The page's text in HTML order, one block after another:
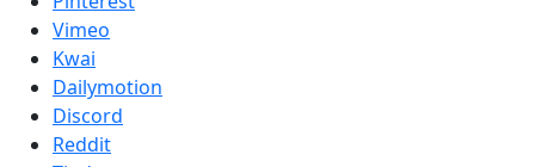
Vimeo
Kwai
Dailymotion
Discord
Reddit